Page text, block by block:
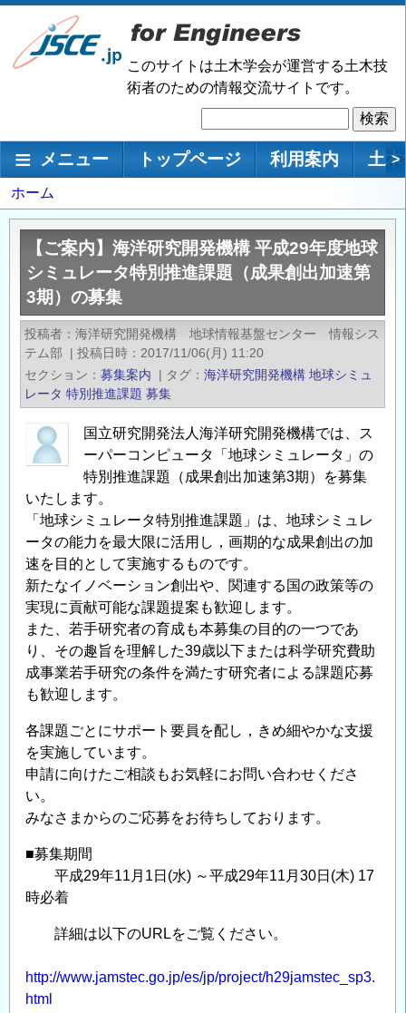
メ
ン
移
このサイトは土木学会が運営する土木技
術者のための情報交流サイトです。
索
メインナビゲーション
メニュー トップページ 利用案内 土 >
パ
ン
ホーム
【ご案内】海洋研究開発機構 平成29年度地球
シミュレータ特別推進課題（成果創出加速第
3期）の募集
投稿者
海洋研究開発機構 地球情報基盤センター 情報シス
テム部
| 投稿日時
2017/11/06(月) 11:20
セクション
募集案内 | タグ 海洋研究開発機構 地球シミュ
レータ 特別推進課題 募集
国立研究開発法人海洋研究開発機構では、ス
ーパーコンピュータ「地球シミュレータ」の
特別推進課題（成果創出加速第3期）を募集
いたします。
「地球シミュレータ特別推進課題」は、地球シミュレ
ータの能力を最大限に活用し，画期的な成果創出の加
速を目的として実施するものです。
新たなイノベーション創出や、関連する国の政策等の
実現に貢献可能な課題提案も歓迎します。
また、若手研究者の育成も本募集の目的の一つであ
り、その趣旨を理解した39歳以下または科学研究費助
成事業若手研究の条件を満たす研究者による課題応募
も歓迎します。
各課題ごとにサポート要員を配し，きめ細やかな支援
を実施しています。
申請に向けたご相談もお気軽にお問い合わせくださ
い。
みなさまからのご応募をお待ちしております。
■募集期間
平成29年11月1日(水) ～平成29年11月30日(木) 17
時必着
詳細は以下のURLをご覧ください。
http://www.jamstec.go.jp/es/jp/project/h29jamstec_sp3.
html